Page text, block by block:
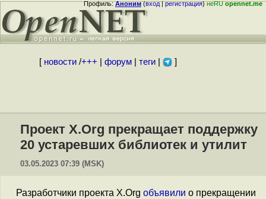
Профиль:Аноним(вход|регистрация)неRUopennet.me
[ новости/+++ форум| теги| ]
Проект X.Org прекращает поддержку
20 устаревших библиотек и утилит
03.05.2023 07:39 (MSK)
Разработчики проекта X.Org объявили о прекращении